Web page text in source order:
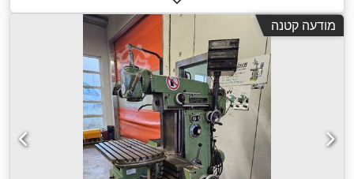
מודעה קטנה